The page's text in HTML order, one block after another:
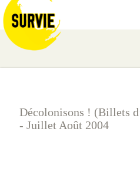
Décolonisons ! (Billets
- Juillet Août 2004